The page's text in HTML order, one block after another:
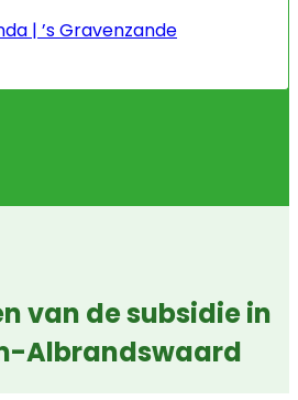
| ’s Gravenzande
van de subsidie in
Albrandswaard